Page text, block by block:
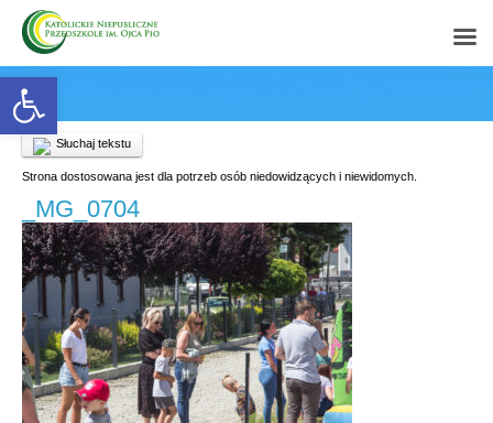
Open toolbar
Słuchaj tekstu
Strona dostosowana jest dla potrzeb osób niedowidzących i niewidomych.
_MG_0704